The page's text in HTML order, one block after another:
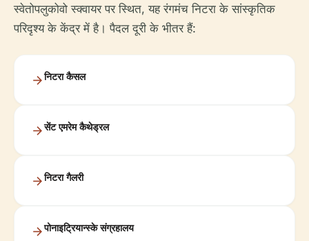
स्वेतोपलुकोवो स्क्वायर पर स्थित, यह रंगमंच निटरा के सांस्कृतिक
परिदृश्य के केंद्र में है। पैदल दूरी के भीतर हैं:
निटरा कैसल
सेंट एमरेम कैथेड्रल
निटरा गैलरी
पोनाइट्रियान्स्के संग्रहालय